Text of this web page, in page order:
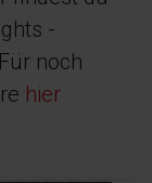
-
noch
hier